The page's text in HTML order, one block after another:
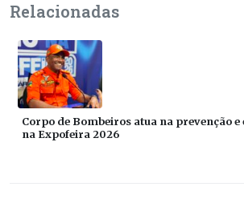
Relacionadas
Corpo de Bombeiros atua na prevenção
na Expofeira 2026